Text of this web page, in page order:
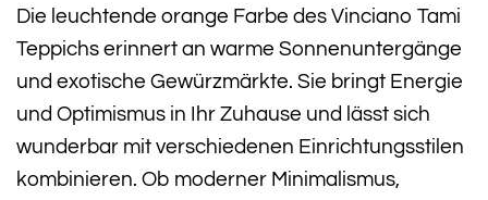
Die leuchtende orange Farbe des Vinciano Tami
Teppichs erinnert an warme Sonnenuntergänge
und exotische Gewürzmärkte. Sie bringt Energie
und Optimismus in Ihr Zuhause und lässt sich
wunderbar mit verschiedenen Einrichtungsstilen
kombinieren. Ob moderner Minimalismus,